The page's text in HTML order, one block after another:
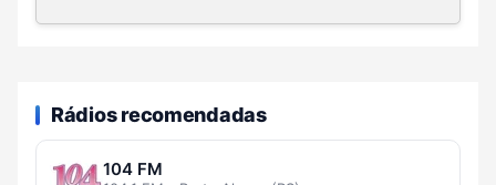
Rádios recomendadas
104 FM